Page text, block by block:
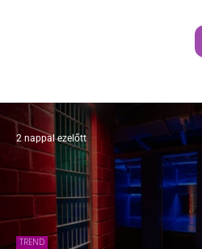
TREND
2 nappal ezelőtt